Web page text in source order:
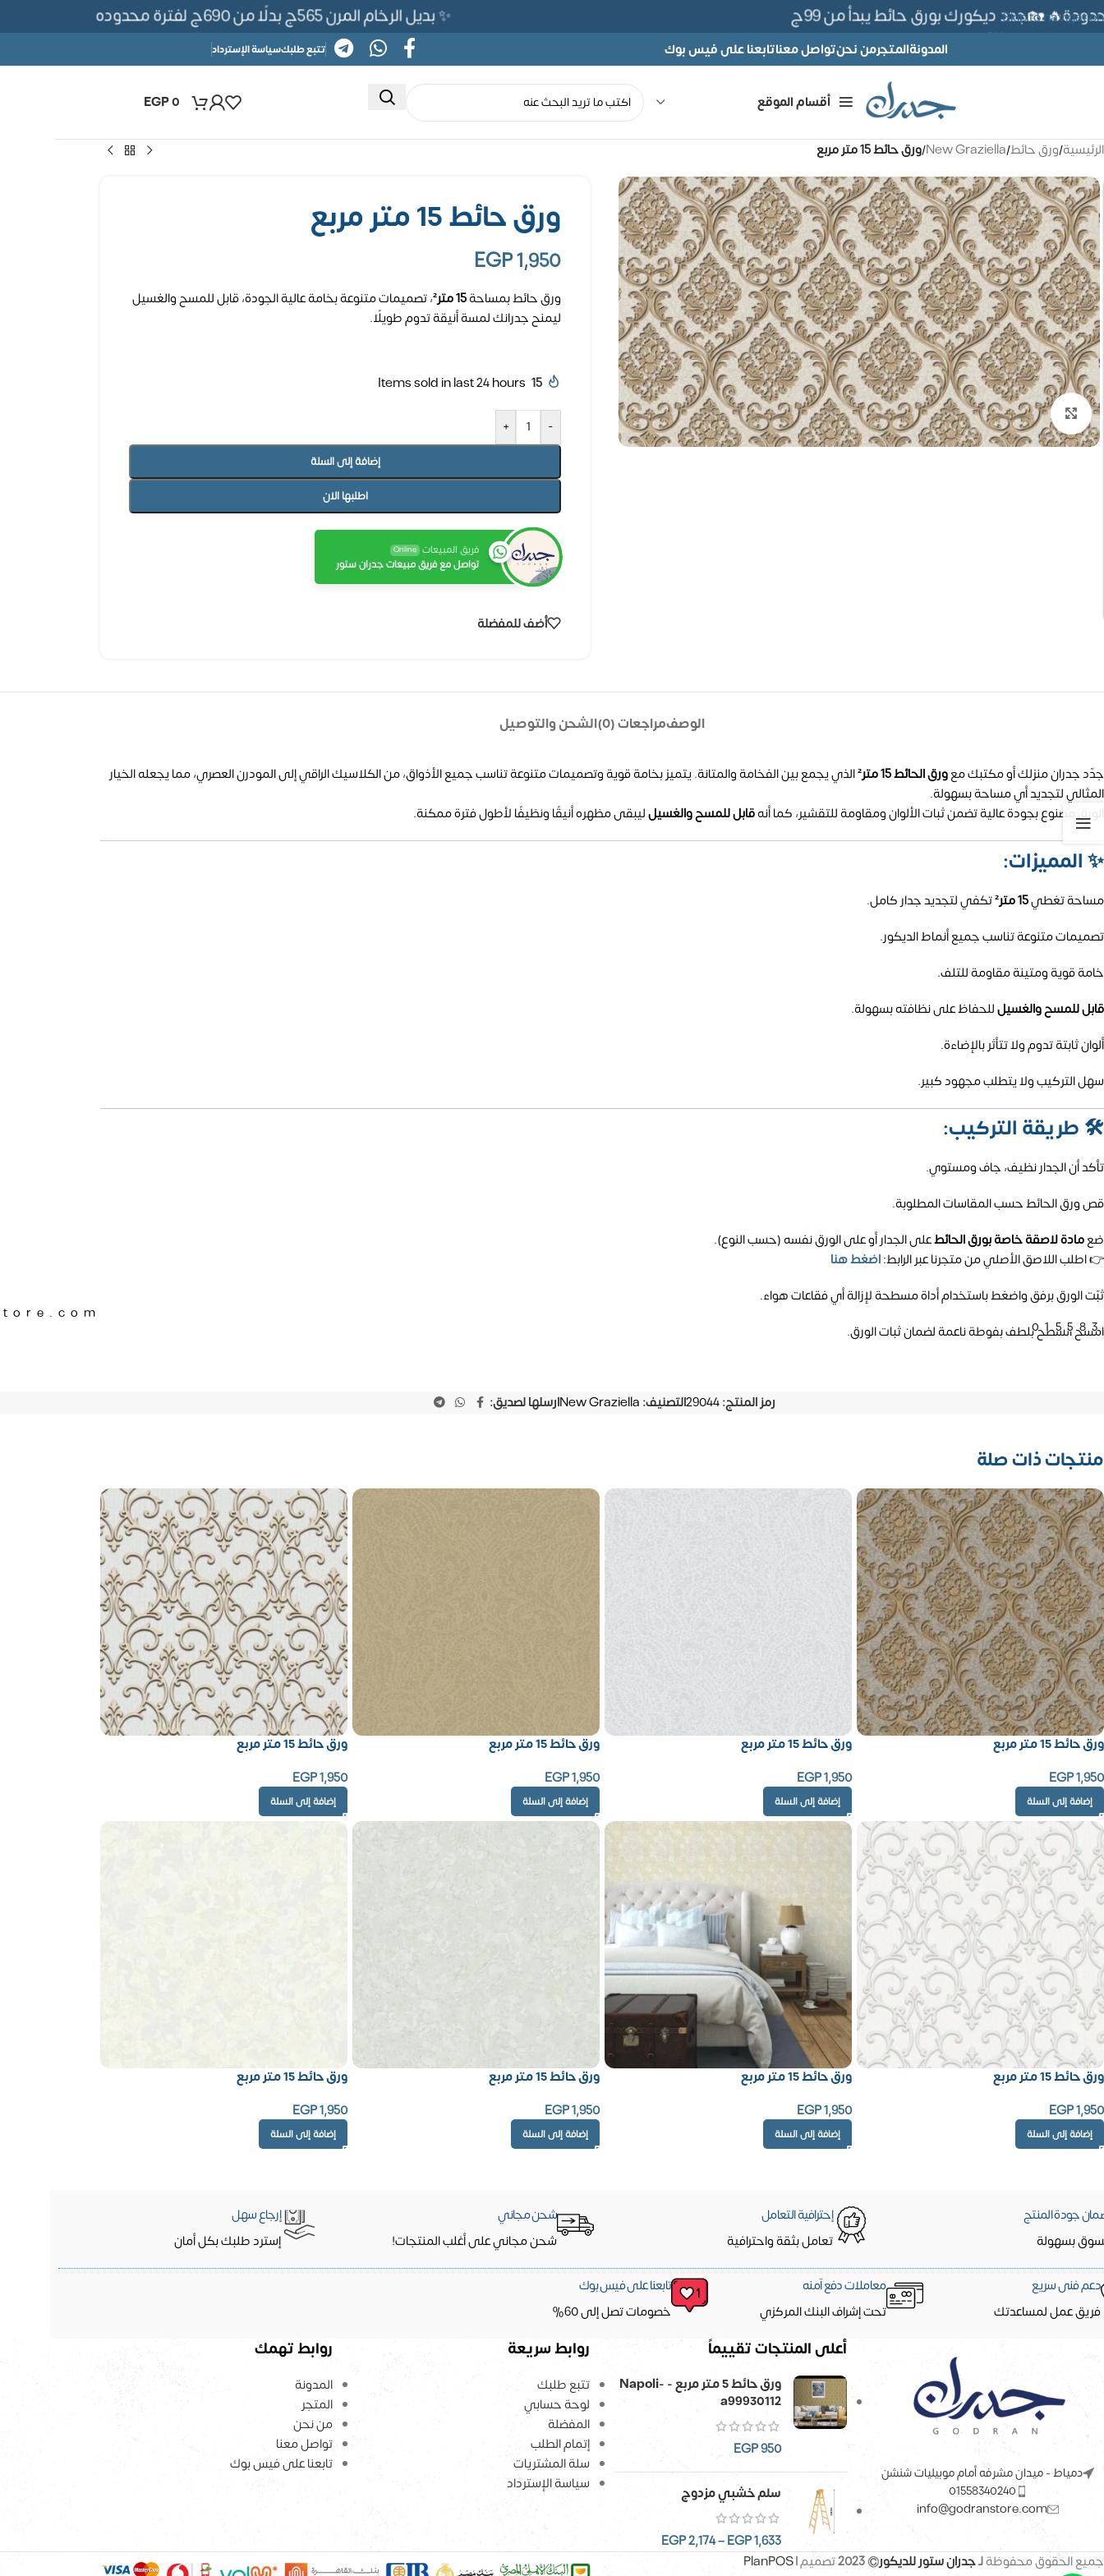
Skip to navigation
Skip to main content
✨ بديل الرخام المرن 565ج بدلًا من 690ج لفترة محدوده 🏡جدد ديكورك بورق حائط يبدأ من 99ج
المدونةالمتجرمن نحنتواصل معناتابعنا على فيس بوك تتبع طلبكسياسة الإسترداد
أقسام الموقع EGP0
الرئيسية/ورق حائط/
New Graziella
/ورق حائط 15 متر مربع
تكبير الصورة
ورق حائط 15 متر مربع
EGP1,950
ورق حائط بمساحة15 متر²
، تصميمات متنوعة بخامة عالية الجودة، قابل للمسح والغسيل
ليمنح جدرانك لمسة أنيقة تدوم طويلًا.
15
Items sold in last 24 hours
-
+
إضافة إلى السلة
اطلبها الان
فريق المبيعات Online
تواصل مع فريق مبيعات جدران ستور
أضف للمفضلة
الوصفمراجعات (0) الشحن والتوصيل
جدّد جدران منزلك أو مكتبك معورق الحائط 15 متر²
الذي يجمع بين الفخامة والمتانة. يتميز بخامة قوية وتصميمات متنوعة تناسب جميع الأذواق، من الكلاسيك الراقي إلى المودرن العصري، مما يجعله الخيار
المثالي لتجديد أي مساحة بسهولة.
الورق مصنوع بجودة عالية تضمن ثبات الألوان ومقاومة للتقشير، كما أنهقابل للمسح والغسيلليبقى مظهره أنيقًا ونظيفًا لأطول فترة ممكنة.
✨المميزات:
مساحة تغطي15 متر²
تكفي لتجديد جدار كامل.
تصميمات متنوعة تناسب جميع أنماط الديكور.
خامة قوية ومتينة مقاومة للتلف.
قابل للمسح والغسيلللحفاظ على نظافته بسهولة.
ألوان ثابتة تدوم ولا تتأثر بالإضاءة.
سهل التركيب ولا يتطلب مجهود كبير.
🛠️ طريقة التركيب:
تأكد أن الجدار نظيف، جاف ومستوي.
قص ورق الحائط حسب المقاسات المطلوبة.
ضعمادة لاصقة خاصة بورق الحائطعلى الجدار أو على الورق نفسه (حسب النوع).
👉 اطلب اللاصق الأصلي من متجرنا عبر الرابط:اضغط هنا
ثبّت الورق برفق واضغط باستخدام أداة مسطحة لإزالة أي فقاعات هواء.
امسح السطح بلطف بفوطة ناعمة لضمان ثبات الورق.
رمز المنتج:29044التصنيف: New Graziellaارسلها لصديق:
منتجات ذات صلة
ورق حائط 15 متر مربع
EGP1,950
إضافة إلى السلة
ورق حائط 15 متر مربع
EGP1,950
إضافة إلى السلة
ورق حائط 15 متر مربع
EGP1,950
إضافة إلى السلة
ورق حائط 15 متر مربع
EGP1,950
إضافة إلى السلة
ورق حائط 15 متر مربع
EGP1,950
إضافة إلى السلة
ورق حائط 15 متر مربع
EGP1,950
إضافة إلى السلة
ورق حائط 15 متر مربع
EGP1,950
إضافة إلى السلة
ورق حائط 15 متر مربع
EGP1,950
إضافة إلى السلة
جودة المنتج
بسهولة
إحترافية التعامل
تعامل بثقة واحترافية
شحن مجاني
شحن مجاني على أغلب المنتجات!
إرجاع سهل
إسترد طلبك بكل أمان
دعم فنى سريع
فريق عمل لمساعدتك
معاملات دفع آمنه
تحت إشراف البنك المركزي
تابعنا على فيس بوك
خصومات تصل إلى 60%
دمياط - ميدان مشرفه أمام موبيليات شنشن
01558340240
info@godranstore.com
أعلى المنتجات تقييماً
ورق حائط 5 متر مربع - Napoli-
a99930112
EGP950
سلم خشبي مزدوج
EGP1,633
–
EGP2,174
روابط سريعة
تتبع طلبك
لوحة حسابي
المفضلة
إتمام الطلب
سلة المشتريات
سياسة الإسترداد
روابط تهمك
المدونة
المتجر
من نحن
تواصل معنا
تابعنا على فيس بوك
جميع الحقوق محفوظةلـجدران ستور للديكور© 2023 تصميم |